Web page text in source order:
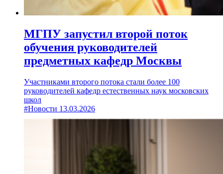
МГПУ запустил второй поток
обучения руководителей
предметных кафедр Москвы
Участниками второго потока стали более 100
руководителей кафедр естественных наук московских
школ
#Новости 13.03.2026